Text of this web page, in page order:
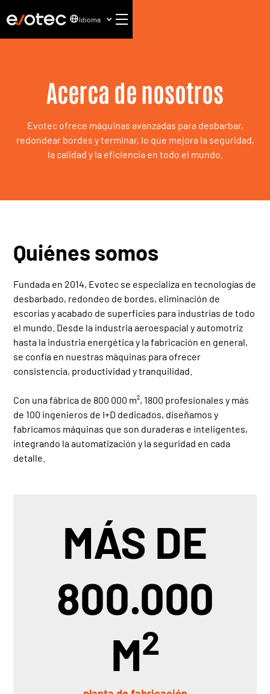
Idioma
Acerca de nosotros
Evotec ofrece máquinas avanzadas para desbarbar,
redondear bordes y terminar, lo que mejora la seguridad,
la calidad y la eficiencia en todo el mundo.
Quiénes somos
Fundada en 2014, Evotec se especializa en tecnologías de
desbarbado, redondeo de bordes, eliminación de
escorias y acabado de superficies para industrias de todo
el mundo. Desde la industria aeroespacial y automotriz
hasta la industria energética y la fabricación en general,
se confía en nuestras máquinas para ofrecer
consistencia, productividad y tranquilidad.
Con una fábrica de 800 000 m², 1800 profesionales y más
de 100 ingenieros de I+D dedicados, diseñamos y
fabricamos máquinas que son duraderas e inteligentes,
integrando la automatización y la seguridad en cada
detalle.
MÁS DE
800.000
M2